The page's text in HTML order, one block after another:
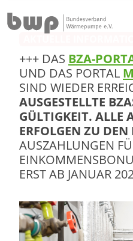
AKTUELLE
+++ DAS BZA-
UND DAS PORTAL
SIND WIEDER
AUSGESTELLTE
GÜLTIGKEIT. ALLE
ERFOLGEN ZU
AUSZAHLUNGEN
ERST AB JANUAR